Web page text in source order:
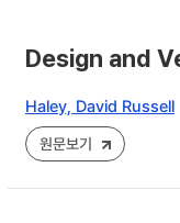
Design and
Haley, David Russell
원문보기